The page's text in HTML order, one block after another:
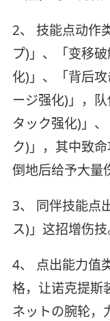
2、 技能点动作
プ)」、「变移
化)」、「背后
ージ强化)」，
タック强化)」
ク)」，其中致
倒地后给予大量
3、 同伴技能点
ス)」这招增伤技
4、 点出能力值
格，让诺克提斯
ネットの腕轮，